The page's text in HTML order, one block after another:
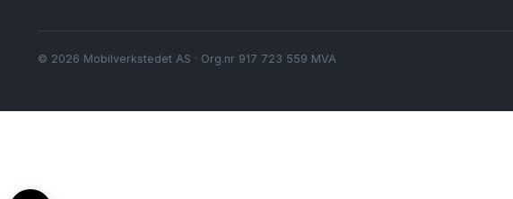
© 2026 Mobilverkstedet AS · Org.nr 917 723 559 MVA